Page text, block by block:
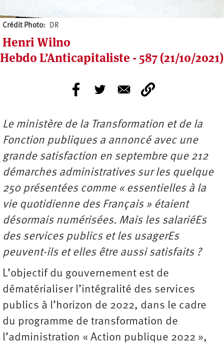
Crédit Photo DR
Henri Wilno
Hebdo L’Anticapitaliste - 587 (21/10/2021)
Le ministère de la Transformation et de la
Fonction publiques a annoncé avec une
grande satisfaction en septembre que 212
démarches administratives sur les quelque
250 présentées comme « essentielles à la
vie quotidienne des Français » étaient
désormais numérisées. Mais les salariéEs
des services publics et les usagerEs
peuvent-ils et elles être aussi satisfaits ?
L’objectif du gouvernement est de
dématérialiser l’intégralité des services
publics à l’horizon de 2022, dans le cadre
du programme de transformation de
l’administration « Action publique 2022 »,